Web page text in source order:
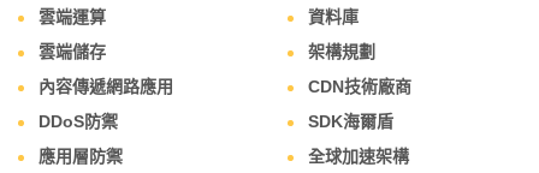
雲端運算
資料庫
雲端儲存
架構規劃
內容傳遞網路應用
CDN技術廠商
DDoS防禦
SDK海爾盾
應用層防禦
全球加速架構